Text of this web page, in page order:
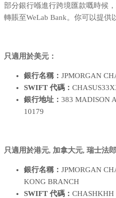
部分銀行喺進行跨境匯款嘅時候
轉賬至WeLab Bank。你可以提供
只適用於美元：
銀行名稱： JPMORGAN
SWIFT 代碼：
銀行地址： 383 MADISON
10179
只適用於港元, 加拿大元, 瑞士法
銀行名稱： JPMORGAN
KONG BRANCH
SWIFT 代碼： CHASHKHH